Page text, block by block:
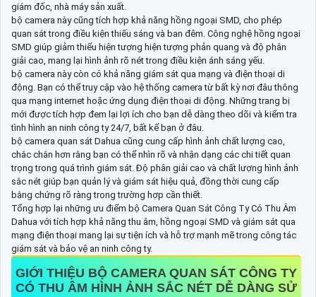
giám đốc, nhà máy sản xuất.
bộ camera này cũng tích hợp khả năng hồng ngoại SMD, cho phép
quan sát trong điều kiện thiếu sáng và ban đêm. Công nghệ hồng ngoại
SMD giúp giảm thiểu hiện tượng hiện tượng phản quang và độ phân
giải cao, mang lại hình ảnh rõ nét trong điều kiện ánh sáng yếu.
bộ camera này còn có khả năng giám sát qua mạng và điện thoại di
động. Bạn có thể truy cập vào hệ thống camera từ bất kỳ nơi đâu thông
qua mạng internet hoặc ứng dụng điện thoại di động. Những trang bị
mới được tích hợp đem lại lợi ích cho bạn dễ dàng theo dõi và kiểm tra
tình hình an ninh công ty 24/7, bất kể bạn ở đâu.
bộ camera quan sát Dahua cũng cung cấp hình ảnh chất lượng cao,
chắc chắn hơn rằng bạn có thể nhìn rõ và nhận dạng các chi tiết quan
trọng trong quá trình giám sát. Độ phân giải cao và chất lượng hình ảnh
sắc nét giúp bạn quản lý và giám sát hiệu quả, đồng thời cung cấp
bằng chứng rõ ràng trong trường hợp cần thiết.
Tổng hợp lại những ưu điểm bộ Camera Quan Sát Công Ty Có Thu Âm
Dahua với tích hợp khả năng thu âm, hồng ngoại SMD và giám sát qua
mạng điện thoại mang lại sự tiện ích và hỗ trợ mạnh mẽ trong công tác
giám sát và bảo vệ an ninh công ty.
GIỚI THIỆU BỘ CAMERA QUAN SÁT CÔNG TY
CÓ THU ÂM HÌNH ẢNH SẮC NÉT DỄ DÀNG SỬ